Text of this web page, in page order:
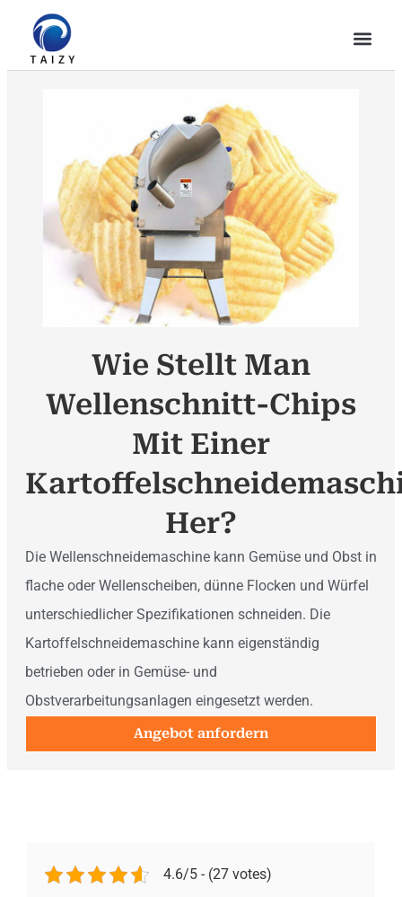
Wie Stellt Man
Wellenschnitt-Chips
Mit Einer
Her?
Die Wellenschneidemaschine kann Gemüse und Obst in
flache oder Wellenscheiben, dünne Flocken und Würfel
unterschiedlicher Spezifikationen schneiden. Die
Kartoffelschneidemaschine kann eigenständig
betrieben oder in Gemüse- und
Obstverarbeitungsanlagen eingesetzt werden.
Angebot anfordern
4.6/5 - (27 votes)